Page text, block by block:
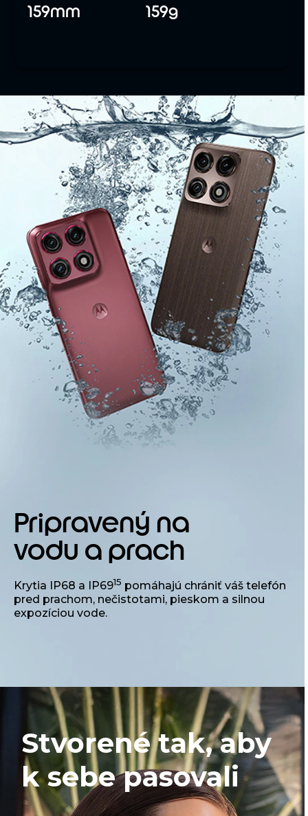
159mm 159g
Pripravený na
vodu a prach
Krytia IP68 a IP6915 pomáhajú chrániť váš telefón
pred prachom, nečistotami, pieskom a silnou
expozíciou vode.
Stvorené tak, aby
k sebe pasovali